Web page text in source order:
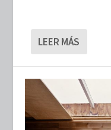
LEER MÁS